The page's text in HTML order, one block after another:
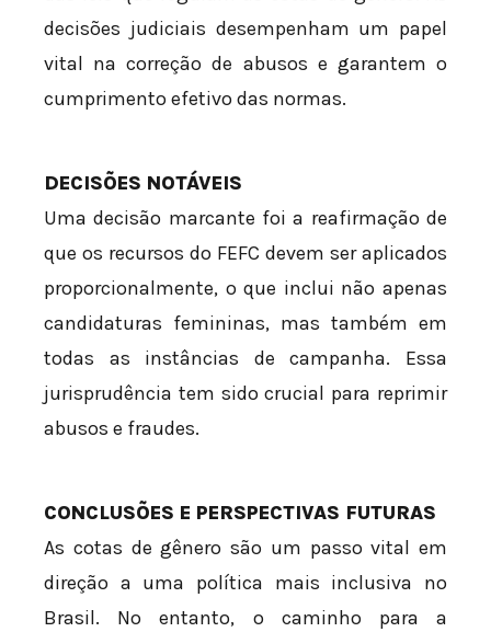
decisões judiciais desempenham um papel
vital na correção de abusos e garantem o
cumprimento efetivo das normas.
DECISÕES NOTÁVEIS
Uma decisão marcante foi a reafirmação de
que os recursos do FEFC devem ser aplicados
proporcionalmente, o que inclui não apenas
candidaturas femininas, mas também em
todas as instâncias de campanha. Essa
jurisprudência tem sido crucial para reprimir
abusos e fraudes.
CONCLUSÕES E PERSPECTIVAS FUTURAS
As cotas de gênero são um passo vital em
direção a uma política mais inclusiva no
Brasil. No entanto, o caminho para a